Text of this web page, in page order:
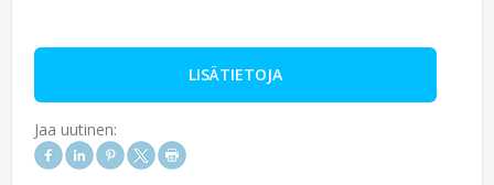
LISÄTIETOJA
Jaa uutinen: